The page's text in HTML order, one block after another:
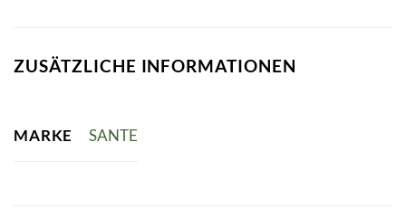
ZUSÄTZLICHE INFORMATIONEN
MARKE SANTE